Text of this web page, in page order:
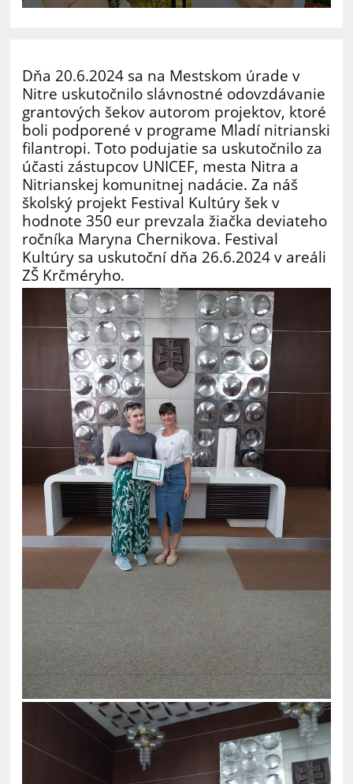
Dňa 20.6.2024 sa na Mestskom úrade v
Nitre uskutočnilo slávnostné odovzdávanie
grantových šekov autorom projektov, ktoré
boli podporené v programe Mladí nitrianski
filantropi. Toto podujatie sa uskutočnilo za
účasti zástupcov UNICEF, mesta Nitra a
Nitrianskej komunitnej nadácie. Za náš
školský projekt Festival Kultúry šek v
hodnote 350 eur prevzala žiačka deviateho
ročníka Maryna Chernikova. Festival
Kultúry sa uskutoční dňa 26.6.2024 v areáli
ZŠ Krčméryho.